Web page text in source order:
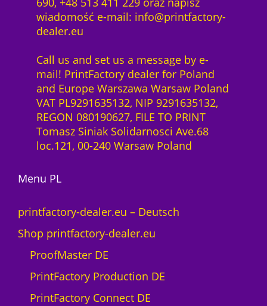
wiadomość e-mail: info@printfactory-
dealer.eu
Call us and set us a message by e-
mail! PrintFactory dealer for Poland
and Europe Warszawa Warsaw Poland
VAT PL9291635132, NIP 9291635132,
REGON 080190627, FILE TO PRINT
Tomasz Siniak Solidarnosci Ave.68
loc.121, 00-240 Warsaw Poland
Menu PL
printfactory-dealer.eu – Deutsch
Shop printfactory-dealer.eu
ProofMaster DE
PrintFactory Production DE
PrintFactory Connect DE